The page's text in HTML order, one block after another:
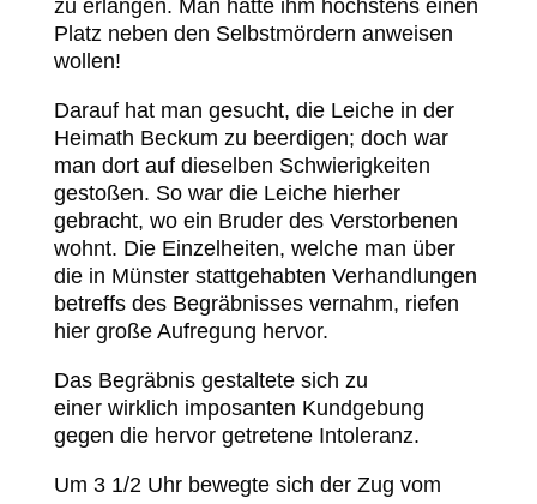
zu erlangen. Man hatte ihm höchstens einen
Platz neben den Selbstmördern anweisen
wollen!
Darauf hat man gesucht, die Leiche in der
Heimath Beckum zu beerdigen; doch war
man dort auf dieselben Schwierigkeiten
gestoßen. So war die Leiche hierher
gebracht, wo ein Bruder des Verstorbenen
wohnt. Die Einzelheiten, welche man über
die in Münster stattgehabten Verhandlungen
betreffs des Begräbnisses vernahm, riefen
hier große Aufregung hervor.
Das Begräbnis gestaltete sich zu
einer wirklich imposanten Kundgebung
gegen die hervor getretene Intoleranz.
Um 3 1/2 Uhr bewegte sich der Zug vom